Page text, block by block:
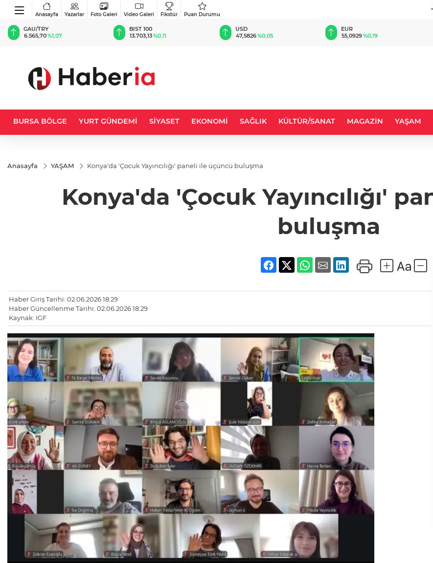
Anasayfa Yazarlar Foto Galeri Video Galeri Fikstür Puan Durumu
BIST 100
13.703,13%0,11
USD
47,5826%0,05
EUR
55,0929%0,19
GBP
64,2218 %0,23
BURSA BÖLGE YURT GÜNDEMİ SİYASET EKONOMİ SAĞLIK KÜLTÜR/SANAT MAGAZİN YAŞAM
Anasayfa YAŞAM Konya'da 'Çocuk Yayıncılığı' paneli ile üçüncü buluşma
Konya'da 'Çocuk Yayıncılığı'
buluşma
Haber Giriş Tarihi: 02.06.2026 18:29
Haber Güncellenme Tarihi: 02.06.2026 18:29
Kaynak: IGF